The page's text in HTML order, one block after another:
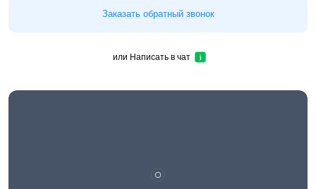
Заказать обратный звонок
или Написать в чат